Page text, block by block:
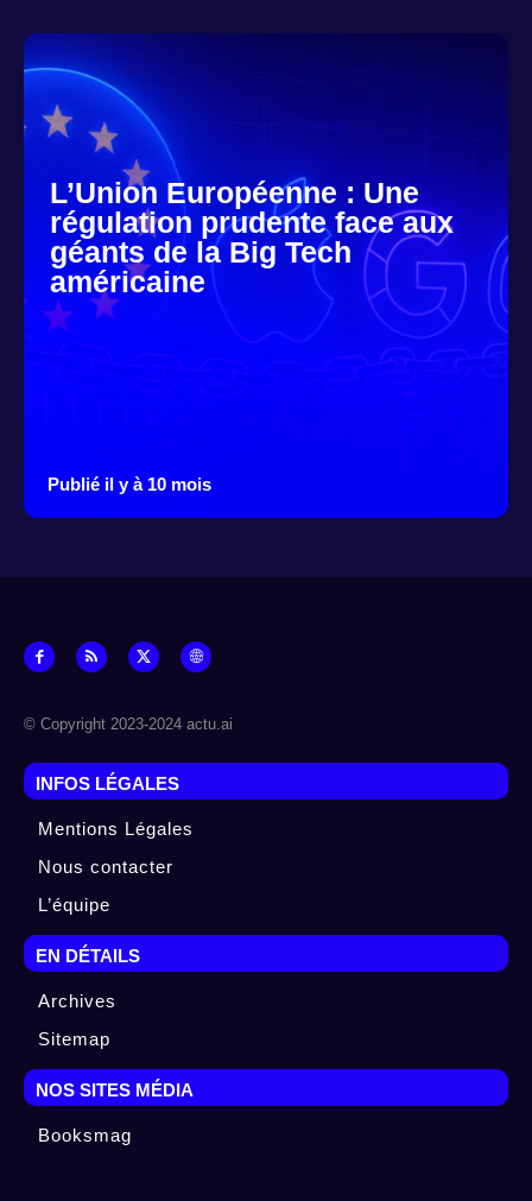
L’Union Européenne : Une
régulation prudente face aux
géants de la Big Tech
américaine
Publié il y à 10 mois
© Copyright 2023-2024 actu.ai
INFOS LÉGALES
Mentions Légales
Nous contacter
L’équipe
EN DÉTAILS
Archives
Sitemap
NOS SITES MÉDIA
Booksmag